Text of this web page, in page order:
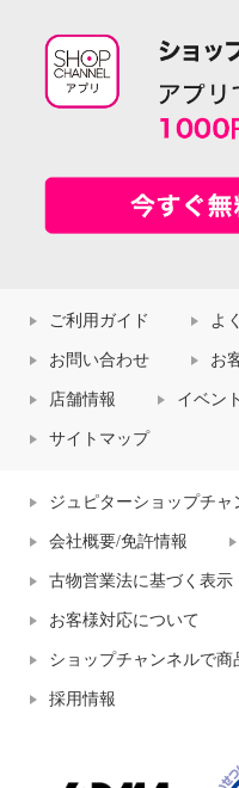
ご利用ガイド よ
お問い合わせ お
店舗情報 イベン
サイトマップ
ジュピターショップチ
会社概要/免許情報
古物営業法に基づく表示
お客様対応について
ショップチャンネルで
採用情報